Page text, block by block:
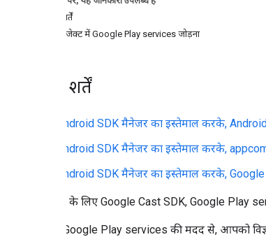
ज़रूरी शर्तें
अपने प्रोजेक्ट में Google Play services जोड़ना
ज़रूरी शर्तें
Android SDK मैनेजर का इस्तेमाल करके,
Android SDK मैनेजर का इस्तेमाल करके,
Android SDK मैनेजर का इस्तेमाल करके,
Android के लिए Google Cast SDK, Google Play
: Google Play services की मदद से, आपको